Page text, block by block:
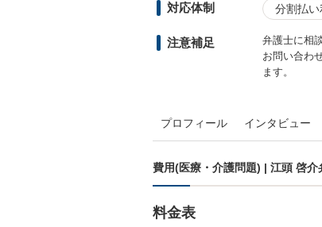
対応体制 分割払い
注意補足
弁護士に相
お問い合わ
ます。
プロフィール インタビュー
費用(医療・介護問題) | 江頭 啓
料金表